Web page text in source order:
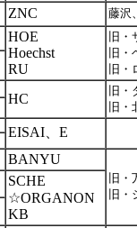
ZNC 藤沢
HOE
Hoechst
RU
旧
旧
旧
HC
旧
旧・
EISAI、E
BANYU
旧・
旧
SCHE
☆ORGANON
KB